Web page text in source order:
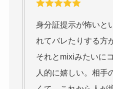
身分証提示が怖いと
れてバレたりする方
それとmixiみたいに
人的に嬉しい。相手